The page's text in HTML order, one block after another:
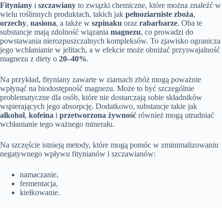
Fityniany i szczawiany to związki chemiczne, które można znaleźć w
wielu roślinnych produktach, takich jak pełnoziarniste zboża,
orzechy, nasiona, a także w szpinaku oraz rabarbarze. Oba te
substancje mają zdolność wiązania magnezu, co prowadzi do
powstawania nierozpuszczalnych kompleksów. To zjawisko ogranicza
jego wchłanianie w jelitach, a w efekcie może obniżać przyswajalność
magnezu z diety o 20–40%.
Na przykład, fityniany zawarte w ziarnach zbóż mogą poważnie
wpłynąć na biodostępność magnezu. Może to być szczególnie
problematyczne dla osób, które nie dostarczają sobie składników
wspierających jego absorpcję. Dodatkowo, substancje takie jak
alkohol, kofeina i przetworzona żywność również mogą utrudniać
wchłanianie tego ważnego minerału.
Na szczęście istnieją metody, które mogą pomóc w zminimalizowaniu
negatywnego wpływu fitynianów i szczawianów:
namaczanie,
fermentacja,
kiełkowanie.